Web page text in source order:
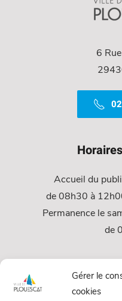
Gérer le
cookies
6
Accueil du
de 08h30 à
Permanence le
de